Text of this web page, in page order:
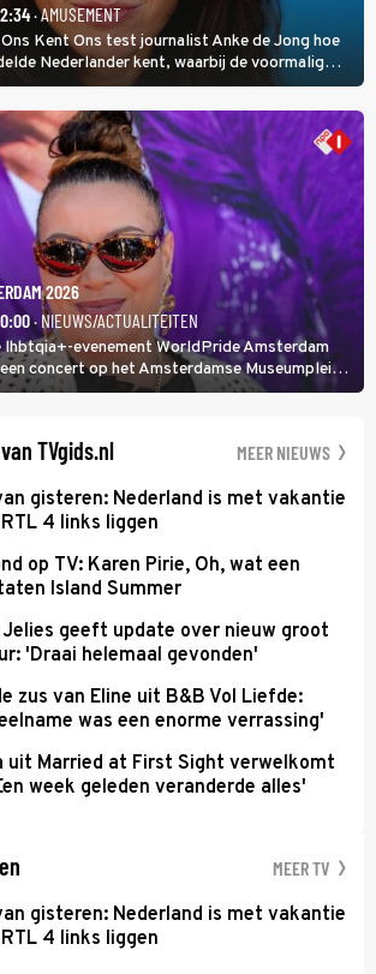
· AMUSEMENT
Kent Ons test journalist Anke de Jong hoe
Nederlander kent, waarbij de voormalig
modebladen Glamour en Elle het samen met
tegen Edson da Graça en Marc-Marie
2026
· NIEUWS/ACTUALITEITEN
evenement WorldPride Amsterdam
concert op het Amsterdamse Museumplein.
de optredende artiesten. In de jaren 90
TVgids.nl MEER NIEUWS
gisteren: Nederland is met vakantie
4 links liggen
op TV: Karen Pirie, Oh, wat een
Island Summer
Jelies geeft update over nieuw groot
'Draai helemaal gevonden'
zus van Eline uit B&B Vol Liefde:
was een enorme verrassing'
uit Married at First Sight verwelkomt
week geleden veranderde alles'
MEER TV
gisteren: Nederland is met vakantie
4 links liggen